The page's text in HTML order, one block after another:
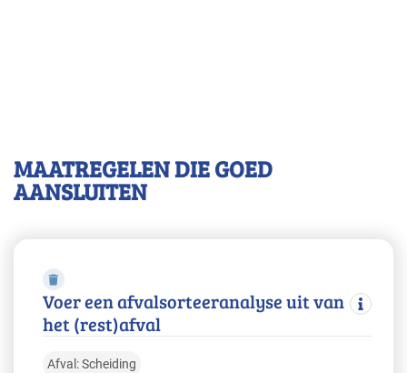
MAATREGELEN DIE GOED
AANSLUITEN
Voer een afvalsorteeranalyse uit van
het (rest)afval
Afval: Scheiding